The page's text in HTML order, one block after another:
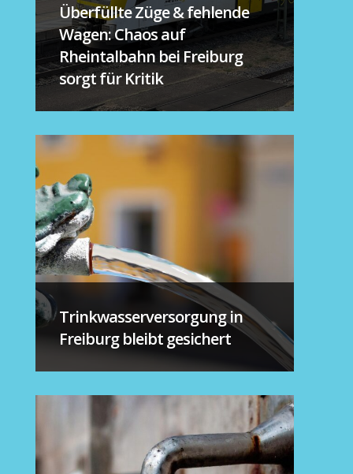
Überfüllte Züge & fehlende
Wagen: Chaos auf
Rheintalbahn bei Freiburg
sorgt für Kritik
Trinkwasserversorgung in
Freiburg bleibt gesichert